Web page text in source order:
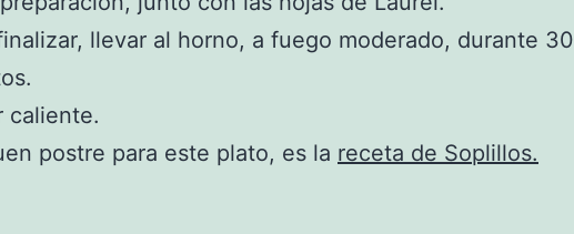
llevar al horno, a fuego moderado, durante 30
caliente.
postre para este plato, es la receta de Soplillos.